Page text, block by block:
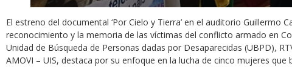
El estreno del documental ‘Por Cielo y Tierra’ en el auditorio Guillermo
reconocimiento y la memoria de las víctimas del conflicto armado en
Unidad de Búsqueda de Personas dadas por Desaparecidas (UBPD),
AMOVI – UIS, destaca por su enfoque en la lucha de cinco mujeres